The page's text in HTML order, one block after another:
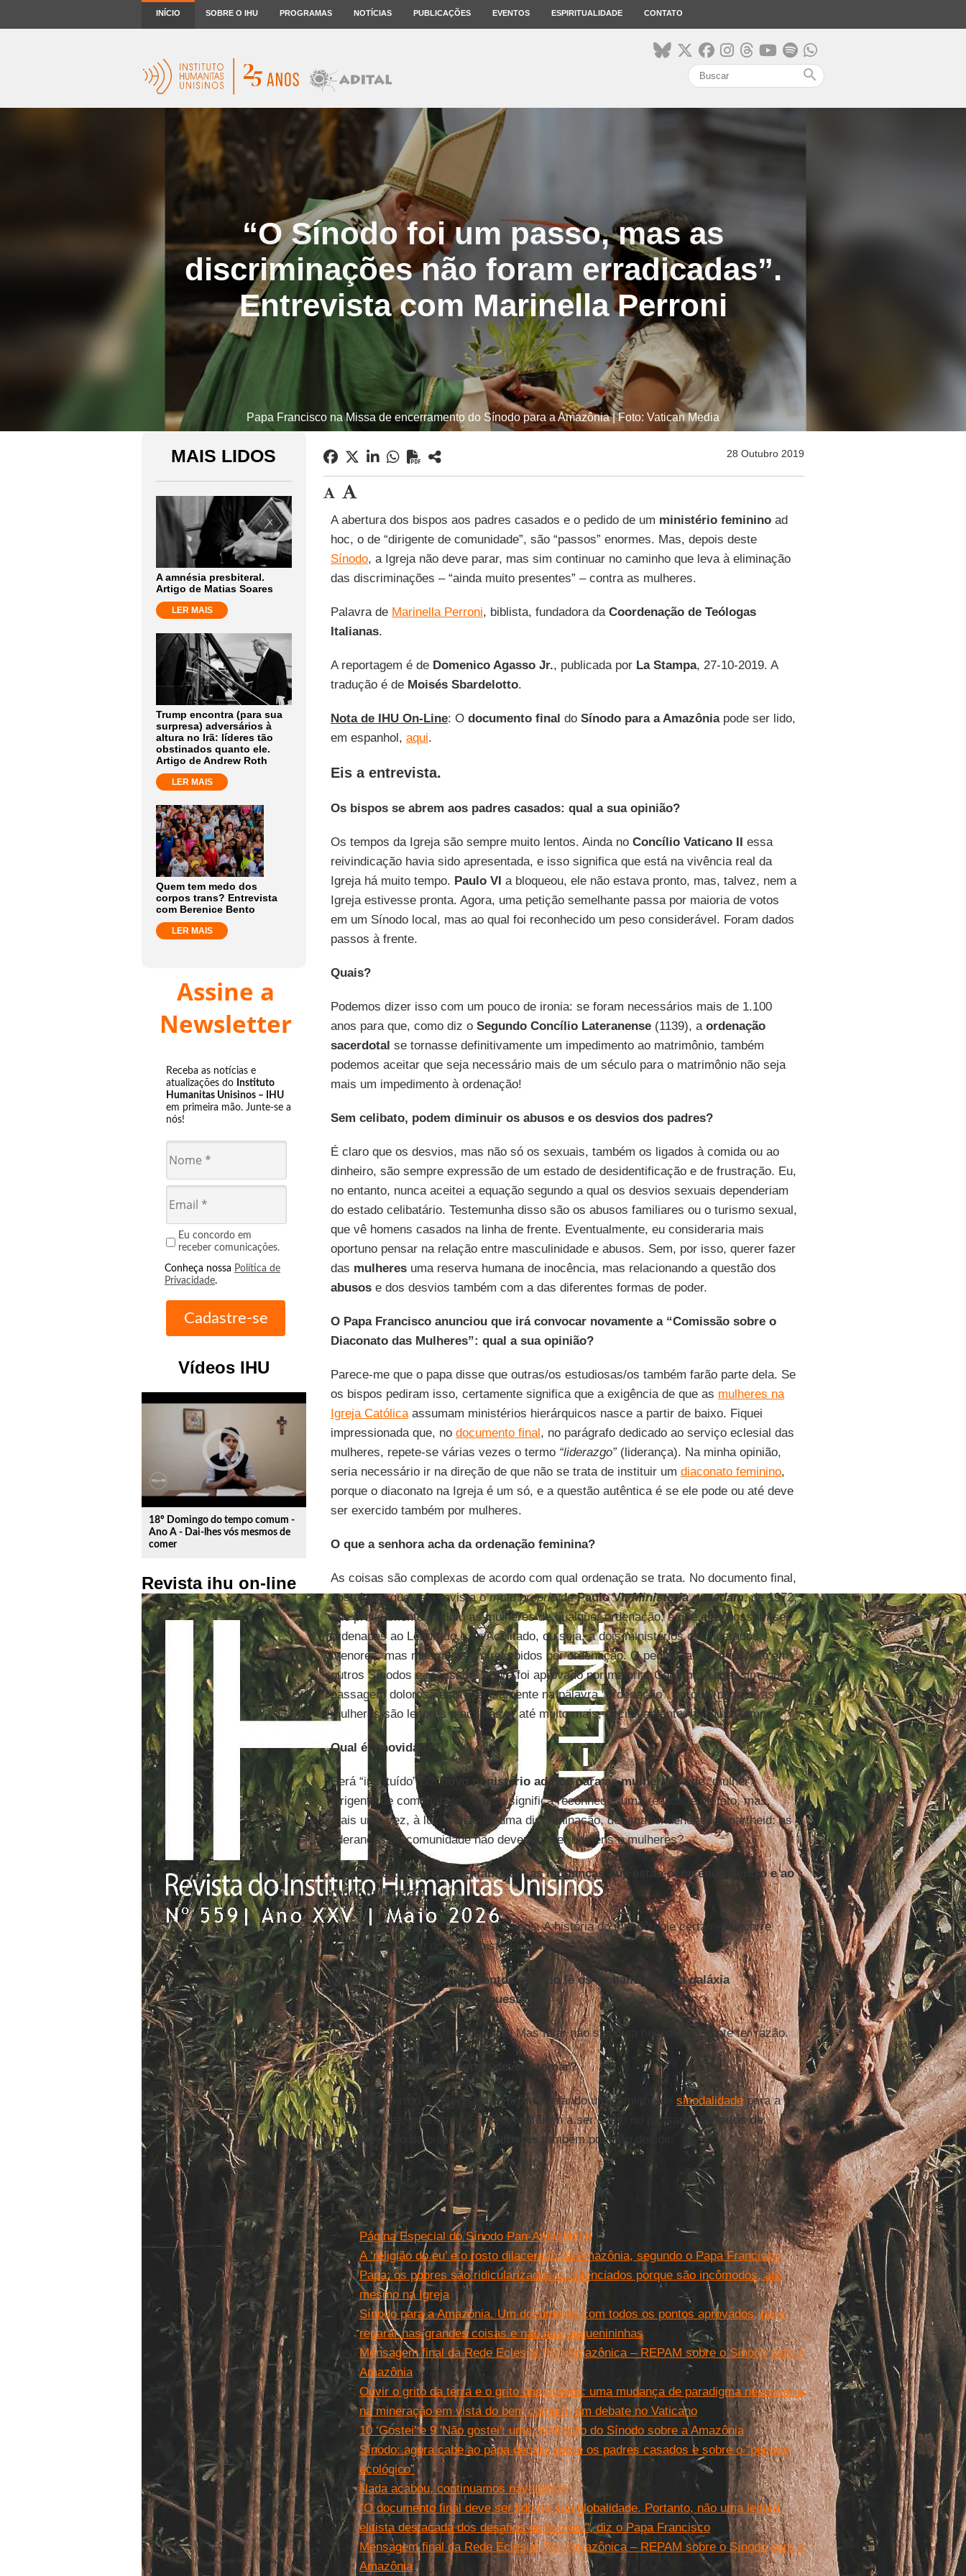
INÍCIO SOBRE O IHU PROGRAMAS NOTÍCIAS PUBLICAÇÕES EVENTOS ESPIRITUALIDADE CONTATO
search
“O Sínodo foi um passo, mas as
discriminações não foram erradicadas”.
Entrevista com Marinella Perroni
Papa Francisco na Missa de encerramento do Sínodo para a Amazônia | Foto: Vatican Media
MAIS LIDOS
A amnésia presbiteral.
Artigo de Matias Soares
LER MAIS
Trump encontra (para sua
surpresa) adversários à
altura no Irã: líderes tão
obstinados quanto ele.
Artigo de Andrew Roth
LER MAIS
Quem tem medo dos
corpos trans? Entrevista
com Berenice Bento
LER MAIS
Assine a
Newsletter
Receba as notícias e
atualizações do Instituto
Humanitas Unisinos – IHU
em primeira mão. Junte-se a
nós!
Eu concordo em
receber comunicações.
Conheça nossa Política de
Privacidade.
Vídeos IHU
play_circle_outline
18º Domingo do tempo comum -
Ano A - Dai-lhes vós mesmos de
comer
Revista ihu on-line
28 Outubro 2019
A abertura dos bispos aos padres casados e o pedido de um ministério femininoad
hoc, o de “dirigente de comunidade”, são “passos” enormes. Mas, depois deste
Sínodo, a Igreja não deve parar, mas sim continuar no caminho que leva à eliminação
das discriminações – “ainda muito presentes” – contra as mulheres.
Palavra de Marinella Perroni, biblista, fundadora da Coordenação de Teólogas
Italianas.
A reportagem é de Domenico Agasso Jr., publicada por La Stampa, 27-10-2019. A
tradução é de Moisés Sbardelotto.
Nota de IHU On-Line: O documento final doSínodo para a Amazôniapode ser lido,
em espanhol, aqui.
Eis a entrevista.
Os bispos se abrem aos padres casados: qual a sua opinião?
Os tempos da Igreja são sempre muito lentos. Ainda no Concílio Vaticano II essa
reivindicação havia sido apresentada, e isso significa que está na vivência real da
Igreja há muito tempo. Paulo VI a bloqueou, ele não estava pronto, mas, talvez, nem a
Igreja estivesse pronta. Agora, uma petição semelhante passa por maioria de votos
em um Sínodo local, mas ao qual foi reconhecido um peso considerável. Foram dados
passos à frente.
Quais?
Podemos dizer isso com um pouco de ironia: se foram necessários mais de 1.100
anos para que, como diz o Segundo Concílio Lateranense(1139), a ordenação
sacerdotal se tornasse definitivamente um impedimento ao matrimônio, também
podemos aceitar que seja necessário mais de um século para o matrimônio não seja
mais um impedimento à ordenação!
Sem celibato, podem diminuir os abusos e os desvios dos padres?
É claro que os desvios, mas não só os sexuais, também os ligados à comida ou ao
dinheiro, são sempre expressão de um estado de desidentificação e de frustração. Eu,
no entanto, nunca aceitei a equação segundo a qual os desvios sexuais dependeriam
do estado celibatário. Testemunha disso são os abusos familiares ou o turismo sexual,
que vê homens casados na linha de frente. Eventualmente, eu consideraria mais
oportuno pensar na relação entre masculinidade e abusos. Sem, por isso, querer fazer
das mulheresuma reserva humana de inocência, mas relacionando a questão dos
abusose dos desvios também com a das diferentes formas de poder.
O Papa Francisco anunciou que irá convocar novamente a “Comissão sobre o
Diaconato das Mulheres”: qual a sua opinião?
Parece-me que o papa disse que outras/os estudiosas/os também farão parte dela. Se
os bispos pediram isso, certamente significa que a exigência de que as mulheres na
Igreja Católicaassumam ministérios hierárquicos nasce a partir de baixo. Fiquei
impressionada que, no documento final, no parágrafo dedicado ao serviço eclesial das
mulheres, repete-se várias vezes o termo “liderazgo”(liderança). Na minha opinião,
seria necessário ir na direção de que não se trata de instituir um diaconato feminino,
porque o diaconato na Igreja é um só, e a questão autêntica é se ele pode ou até deve
ser exercido também por mulheres.
O que a senhora acha da ordenação feminina?
As coisas são complexas de acordo com qual ordenação se trata. No documento final,
postula-se que seja revista omotu propriodePaulo VI,Ministeria quaedam, de 1972,
que praticamente excluiu as mulheres de qualquer ordenação, e que elas possam ser
ordenadas ao Leitorado e ao Acolitado, ou seja, a dois ministérios considerados
menores, mas mesmo assim recebidos por ordenação. O pedido também foi feito em
outros Sínodos e recusado. Agora foi aprovado por maioria. Confirma-se, assim, que a
passagem dolorosa está precisamente na palavra “ordenação”, porque, de fato, as
mulheres são leitoras e acólitas, e até muito mais, decisivamente, há muito tempo.
Qual é a novidade?
Será “instituído” umnovo ministério ad hoc para as mulheres , o de “mulher
dirigente de comunidade”, e isso significa reconhecer uma realidade de fato, mas,
mais uma vez, à luz, senão de uma discriminação, de uma tendência ao apartheid: as
lideranças de comunidade não deveriam ser homens e mulheres?
Essas aberturas representam bem as mudanças que estão ocorrendo dentro e ao
redor da Igreja?
Dentro, talvez. Fora, um pouco menos. A história do mundo hoje certamente corre
muito mais rápido do que a história da Igreja.
Quais são os seus pensamentos quando lê os fechamentos da galáxia
tradicionalista sobre essas questões?
Todo mundo tem o direito de falar. Mas falar não significa necessariamente ter razão.
Agora, que medidas a Igreja deverá tomar?
O papa encerrou o seu discurso final desejando um caminho de sinodalidadepara a
Igreja. Talvez, quando os Sínodos voltarem a ser como no passado,Sínodos de
Igrejas
, e não de bispos, asmulherestambém poderão decidir.
Leia mais
Página Especial do Sínodo Pan-Amazônico
A ‘religião do eu’ e o rosto dilacerado da Amazônia, segundo o Papa Francisco
Papa: os pobres são ridicularizados ou silenciados porque são incômodos, até
mesmo na Igreja
Sínodo para a Amazônia. Um documento com todos os pontos aprovados, para
reparar nas grandes coisas e não nas pequenininhas
Mensagem final da Rede Eclesial Pan-Amazônica – REPAM sobre o Sínodo para a
Amazônia
Ouvir o grito da terra e o grito dos pobres: uma mudança de paradigma necessária
na mineração em vista do bem comum, em debate no Vaticano
10 ‘Gostei' e 9 'Não gostei': uma avaliação do Sínodo sobre a Amazônia
Sínodo: agora cabe ao papa decidir sobre os padres casados e sobre o “pecado
ecológico”
Nada acabou, continuamos navegando
"O documento final deve ser lido na sua globalidade. Portanto, não uma leitura
elitista destacada dos desafios do homem”, diz o Papa Francisco
Mensagem final da Rede Eclesial Pan-Amazônica – REPAM sobre o Sínodo para a
Amazônia